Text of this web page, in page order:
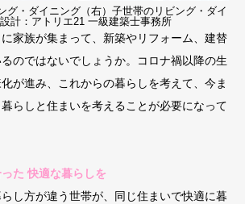
グ・ダイニング（右）子世帯のリビング・ダイ
計：アトリエ21 一級建築士事務所
家族が集まって、新築やリフォーム、建替
のではないでしょうか。コロナ禍以降の生
が進み、これからの暮らしを考えて、今ま
らしと住まいを考えることが必要になって
た 快適な暮らしを
し方が違う世帯が、同じ住まいで快適に暮